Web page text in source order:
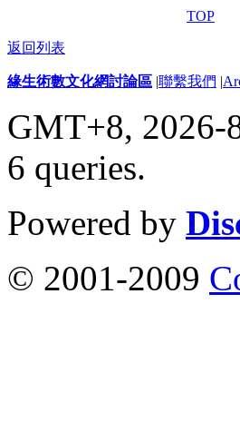
TOP
返回列表
緣生術數文化網討論區 |聯繫我們 |
GMT+8, 2026-
6 queries.
Powered by
© 2001-2009